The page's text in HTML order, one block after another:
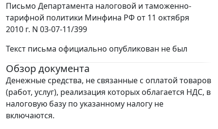
Письмо Департамента налоговой и таможенно-
тарифной политики Минфина РФ от 11 октября
2010 г. N 03-07-11/399
Текст письма официально опубликован не был
Обзор документа
Денежные средства, не связанные с оплатой товаров
(работ, услуг), реализация которых облагается НДС, в
налоговую базу по указанному налогу не
включаются.